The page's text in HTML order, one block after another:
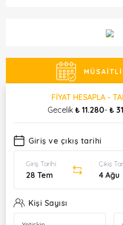
FIYAT HESAPLA -
Gecelik ₺ 11.280- ₺
Giriş ve çıkış tarihi
Giriş Tarihi
28 Tem
Çıkış
4 Ağu
Kişi Sayısı